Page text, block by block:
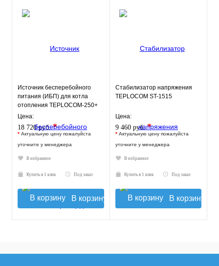
Источник бесперебойного
питания (ИБП) для котла
отопления TEPLOCOM-250+
Цена:
18 720 руб.*
* Актуальную цену пожалуйста
уточните у менеджера
В избранное
Купить в 1 клик Под заказ
В корзину
Стабилизатор напряжения
TEPLOCOM ST-1515
Цена:
9 460 руб.*
* Актуальную цену пожалуйста
уточните у менеджера
В избранное
Купить в 1 клик Под заказ
В корзину